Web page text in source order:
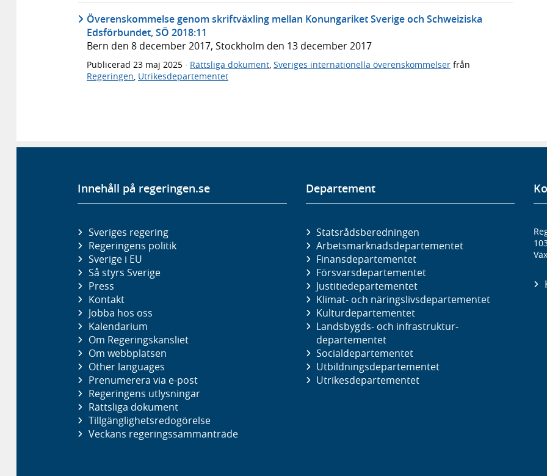
Överenskommelse genom skriftväxling mellan Konungariket Sverige och Schweiziska
Edsförbundet, SÖ 2018:11
Bern den 8 december 2017, Stockholm den 13 december 2017
Publicerad 23 maj 2025 · Rättsliga dokument, Sveriges internationella överenskommelser från
Regeringen, Utrikesdepartementet
Innehåll på regeringen.se
Sveriges regering
Regeringens politik
Sverige i EU
Så styrs Sverige
Press
Kontakt
Jobba hos oss
Kalendarium
Om Regeringskansliet
Om webbplatsen
Other languages
Prenumerera via e-post
Regeringens utlysningar
Rättsliga dokument
Tillgänglighetsredogörelse
Veckans regeringssammanträde
Departement
Statsrådsberedningen
Arbetsmarknads­departementet
Finans­departementet
Försvars­departementet
Justitie­departementet
Klimat- och näringslivs­departementet
Kultur­departementet
Landsbygds- och infrastruktur­
departementet
Social­departementet
Utbildnings­departementet
Utrikes­departementet